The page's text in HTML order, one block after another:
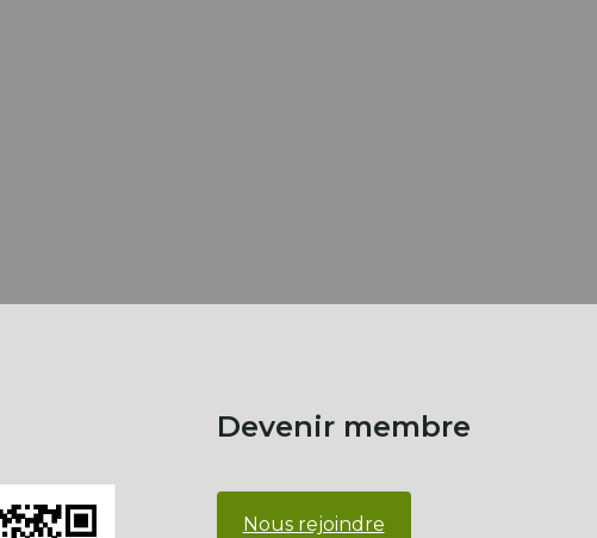
Devenir membre
Nous rejoindre